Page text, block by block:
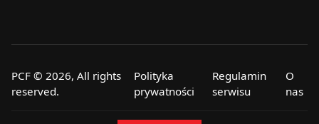
PCF © 2026, All rights
reserved.
Polityka
prywatności
Regulamin
serwisu
O
nas